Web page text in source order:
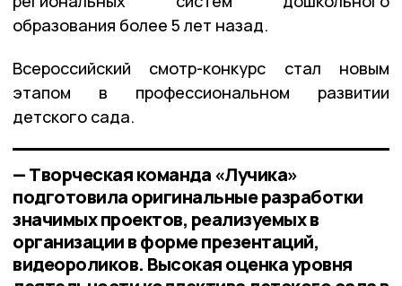
образования более 5 лет назад.
Всероссийский смотр-конкурс стал новым
этапом в профессиональном развитии
детского сада.
— Творческая команда «Лучика»
подготовила оригинальные разработки
значимых проектов, реализуемых в
организации в форме презентаций,
видеороликов. Высокая оценка уровня